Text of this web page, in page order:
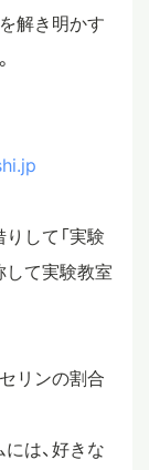
解き明かす
して「実験
して実験教室
リンの割合
は、好きな